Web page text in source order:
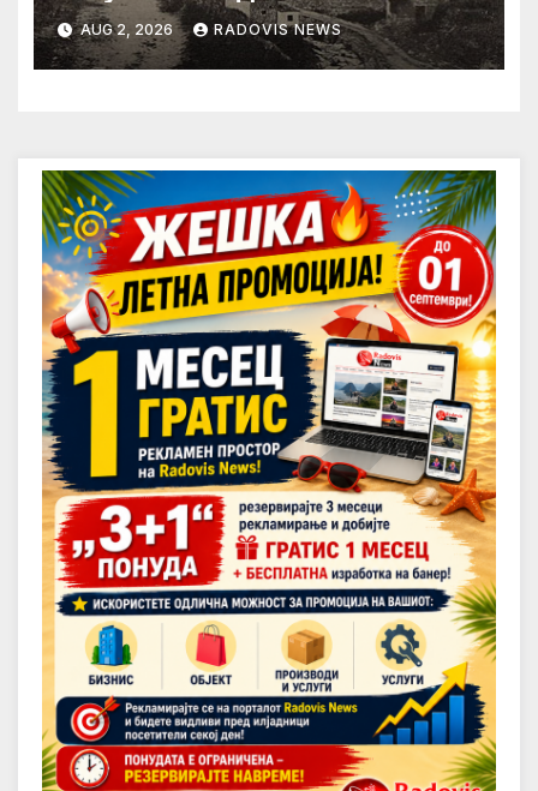
AUG 2, 2026 RADOVIS NEWS